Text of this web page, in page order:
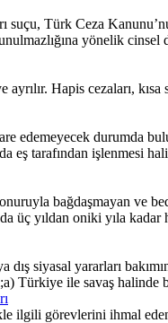
Türk Ceza
yönelik
ayrılır. Hapis cezaları,
edemeyecek durumda
eş tarafından işlenmesi
bağdaşmayan ve
üç yıldan oniki yıla
siyasal yararları
Türkiye ile savaş
görevlerini ihmal